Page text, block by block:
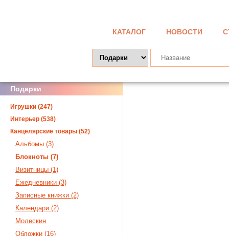
КАТАЛОГ НОВОСТИ
Подарки
Игрушки (247)
Интерьер (538)
Канцелярские товары (52)
Альбомы (3)
Блокноты (7)
Визитницы (1)
Ежедневники (3)
Записные книжки (2)
Календари (2)
Молескин
Обложки (16)